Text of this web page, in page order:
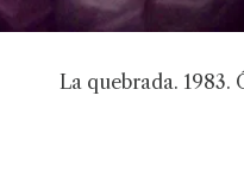
La quebrada. 1983.